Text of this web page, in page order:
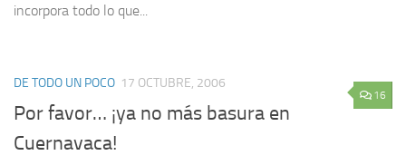
incorpora todo lo que...
16
DE TODO UN POCO 17 OCTUBRE, 2006
Por favor… ¡ya no más basura en
Cuernavaca!